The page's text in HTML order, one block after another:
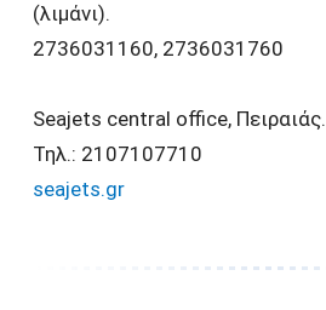
(λιμάνι).
2736031160, 2736031760
Seajets central office, Πειραιάς.
Τηλ.: 2107107710
seajets.gr